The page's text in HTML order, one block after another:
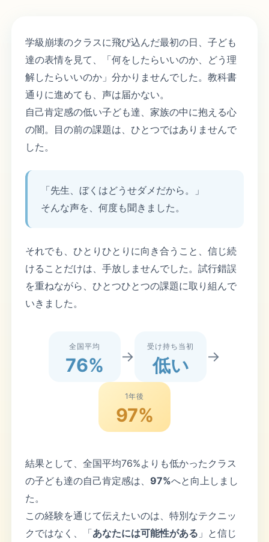
学級崩壊のクラスに飛び込んだ最初の日、子ども
達の表情を見て、「何をしたらいいのか、どう理
解したらいいのか」分かりませんでした。教科書
通りに進めても、声は届かない。
自己肯定感の低い子ども達、家族の中に抱える心
の闇。目の前の課題は、ひとつではありませんで
した。
「先生、ぼくはどうせダメだから。」
そんな声を、何度も聞きました。
それでも、ひとりひとりに向き合うこと、信じ続
けることだけは、手放しませんでした。試行錯誤
を重ねながら、ひとつひとつの課題に取り組んで
いきました。
全国平均
76% →
受け持ち当初
低い →
1年後
97%
結果として、全国平均76%よりも低かったクラス
の子ども達の自己肯定感は、 97%へと向上しまし
た。
この経験を通じて伝えたいのは、特別なテクニッ
クではなく、「あなたには可能性がある 」と信じ